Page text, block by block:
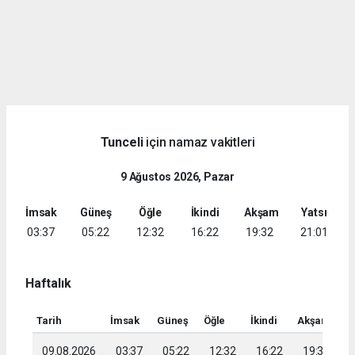
Tunceliiçin namaz vakitleri
9 Ağustos 2026, Pazar
İmsak
03:37
Güneş
05:22
Öğle
12:32
İkindi
16:22
Akşam
19:32
Yatsı
21:01
Haftalık
Tarih İmsak Güneş Öğle İkindi Akşam
09.08.2026 03:37 05:22 12:32 16:22 19:32